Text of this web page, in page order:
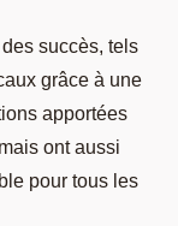
succès, tels
grâce à une
apportées
ont aussi
pour tous les